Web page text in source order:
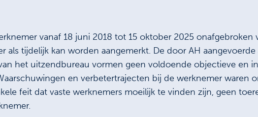
vanaf 18 juni 2018 tot 15 oktober 2025
als tijdelijk kan worden aangemerkt. De door AH
het uitzendbureau vormen geen voldoende objectieve en
en verbetertrajecten bij de werknemer waren
feit dat vaste werknemers moeilijk te vinden zijn, geen